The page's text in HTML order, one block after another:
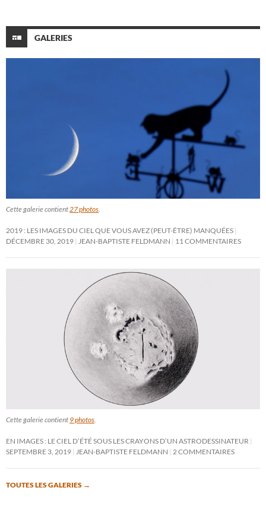
GALERIES
Cette galerie contient27 photos.
2019 : LES IMAGES DU CIEL QUE VOUS AVEZ (PEUT-ÊTRE) MANQUÉES
DÉCEMBRE 30, 2019 JEAN-BAPTISTE FELDMANN 11 COMMENTAIRES
Cette galerie contient 9 photos.
EN IMAGES : LE CIEL D’ÉTÉ SOUS LES CRAYONS D’UN ASTRODESSINATEUR
SEPTEMBRE 3, 2019 JEAN-BAPTISTE FELDMANN 2 COMMENTAIRES
TOUTES LES GALERIES →